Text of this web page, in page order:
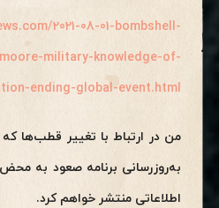
2021-08-01-bombshell-
military-knowledge-of-
ending-global-event.html
من در ارتباط با تغییر قطب‌ها
به‌روزرسانی برنامه صعود به
اطلاعاتی منتشر خواهم کرد.